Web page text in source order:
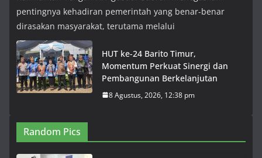
pentingnya kehadiran pemerintah yang benar-benar
dirasakan masyarakat, terutama melalui
HUT ke-24 Barito Timur,
Momentum Perkuat Sinergi dan
Pembangunan Berkelanjutan
8 Agustus, 2026, 12:38 pm
Random Pics